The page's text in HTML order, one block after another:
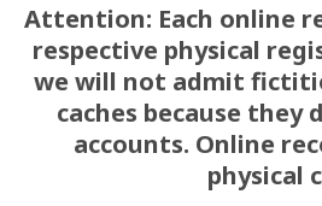
Attention: Each online
respective physical
we will not admit
caches because
accounts. Online
physical